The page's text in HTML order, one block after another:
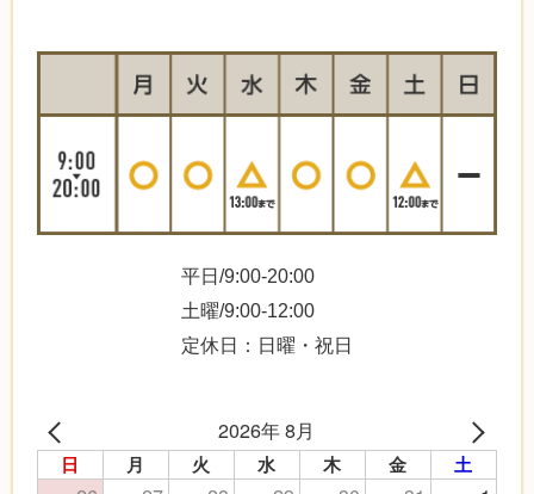
平日/9:00-20:00
土曜/9:00-12:00
定休日：日曜・祝日
2026年 8月
日 月 火 水 木 金 土